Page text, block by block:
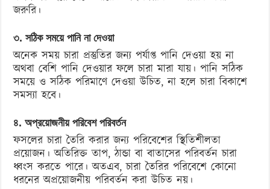
জরুরি।
৩. সঠিক সময়ে পানি না দেওয়া
অনেক সময় চারা প্রস্তুতির জন্য পর্যাপ্ত পানি দেওয়া হয় না
অথবা বেশি পানি দেওয়ার ফলে চারা মারা যায়। পানি সঠিক
সময়ে ও সঠিক পরিমাণে দেওয়া উচিত, না হলে চারা বিকাশে
সমস্যা হবে।
৪. অপ্রয়োজনীয় পরিবেশ পরিবর্তন
ফসলের চারা তৈরি করার জন্য পরিবেশের স্থিতিশীলতা
প্রয়োজন। অতিরিক্ত তাপ, ঠান্ডা বা বাতাসের পরিবর্তন চারা
ধ্বংস করতে পারে। অতএব, চারা তৈরির পরিবেশে কোনো
ধরনের অপ্রয়োজনীয় পরিবর্তন করা উচিত নয়।